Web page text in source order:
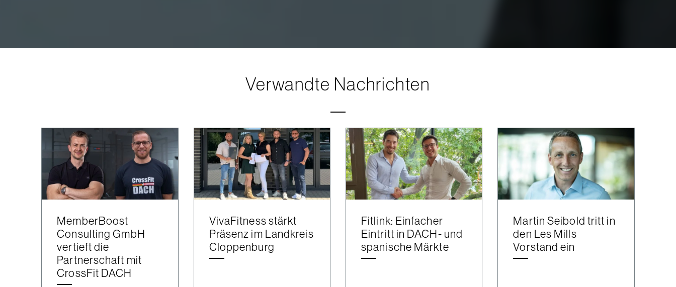
Verwandte Nachrichten
MemberBoost
Consulting GmbH
vertieft die
Partnerschaft mit
CrossFit DACH
VivaFitness stärkt
Präsenz im Landkreis
Cloppenburg
Fitlink: Einfacher
Eintritt in DACH- und
spanische Märkte
Martin Seibold tritt in
den Les Mills
Vorstand ein